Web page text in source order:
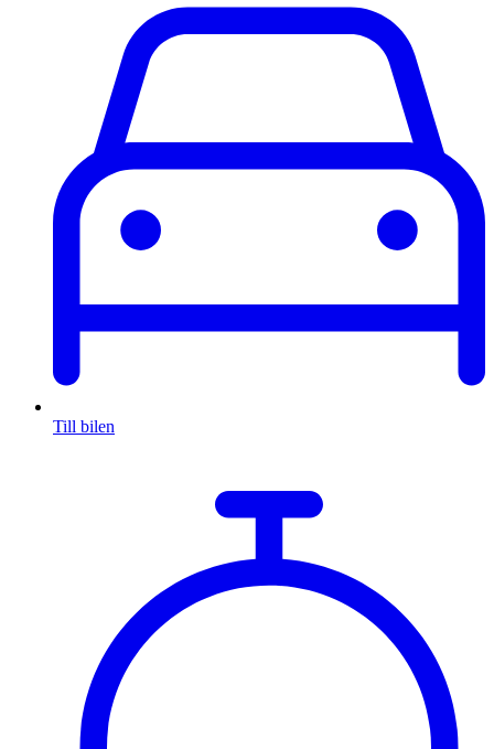
Till bilen